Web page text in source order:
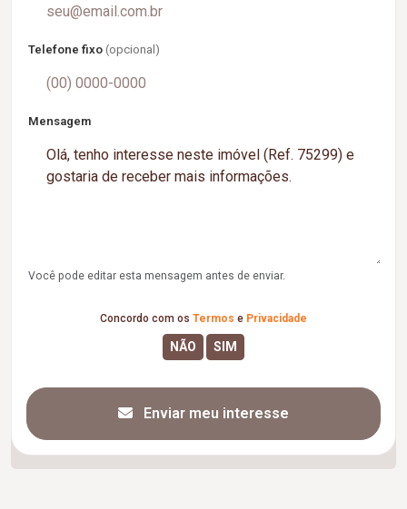
Telefone fixo (opcional)
Mensagem
Você pode editar esta mensagem antes de enviar.
Concordo com os Termos e Privacidade
Enviar meu interesse